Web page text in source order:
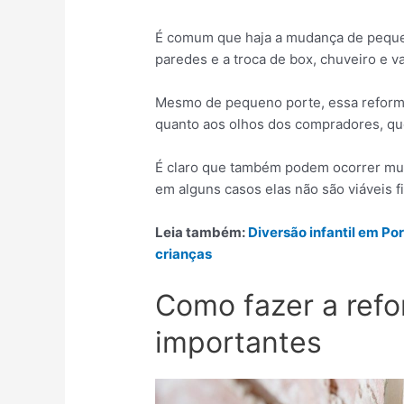
É comum que haja a mudança de
paredes e a troca de box, chuveiro e
Mesmo de pequeno porte, essa
quanto aos olhos dos compradores,
É claro que também podem ocorrer
em alguns casos elas não são viáveis
Leia também: Diversão infantil em
crianças
Como fazer a
importantes